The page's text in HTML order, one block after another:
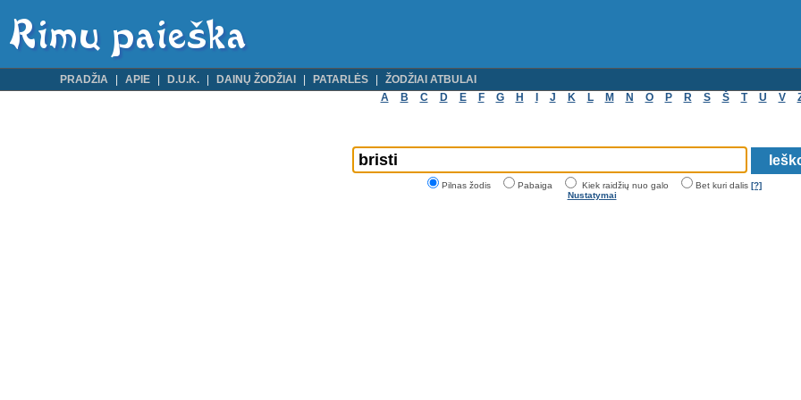
PRADŽIA APIE D.U.K. DAINŲ ŽODŽIAI PATARLĖS
ŽODŽIAI ATBULAI
A
B C D E F G H J K L M N O P R S Š T U V
Pilnas žodis Pabaiga Kiek raidžių nuo galo Bet kuri dalis [?]
Nustatymai